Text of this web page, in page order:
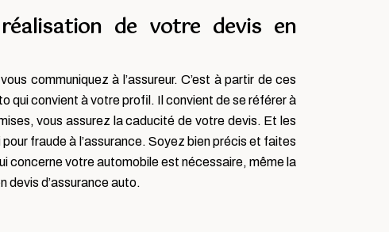
de votre devis en
communiquez à l’assureur. C’est à partir de ces
qui convient à votre profil. Il convient de se référer à
vous assurez la caducité de votre devis. Et les
fraude à l’assurance. Soyez bien précis et faites
concerne votre automobile est nécessaire, même la
devis d’assurance auto.